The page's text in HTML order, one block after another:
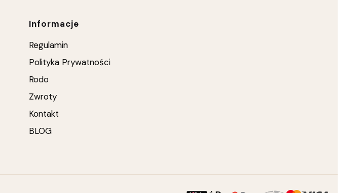
Informacje
Regulamin
Polityka Prywatności
Rodo
Zwroty
Kontakt
BLOG